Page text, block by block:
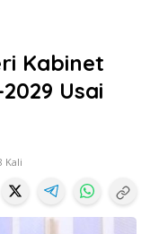
Kabinet
Usai
Kali